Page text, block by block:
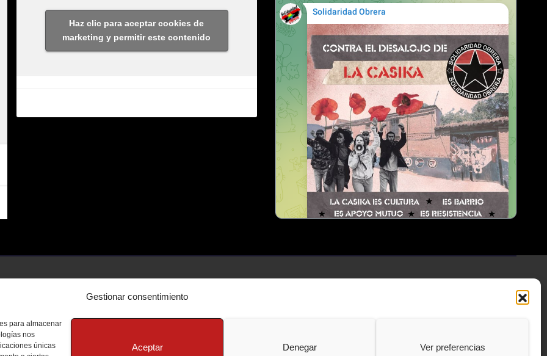
Gestionar consentimiento
para almacenar
nos
únicas
Aceptar Denegar Ver preferencias
Haz clic para aceptar cookies de
marketing y permitir este contenido